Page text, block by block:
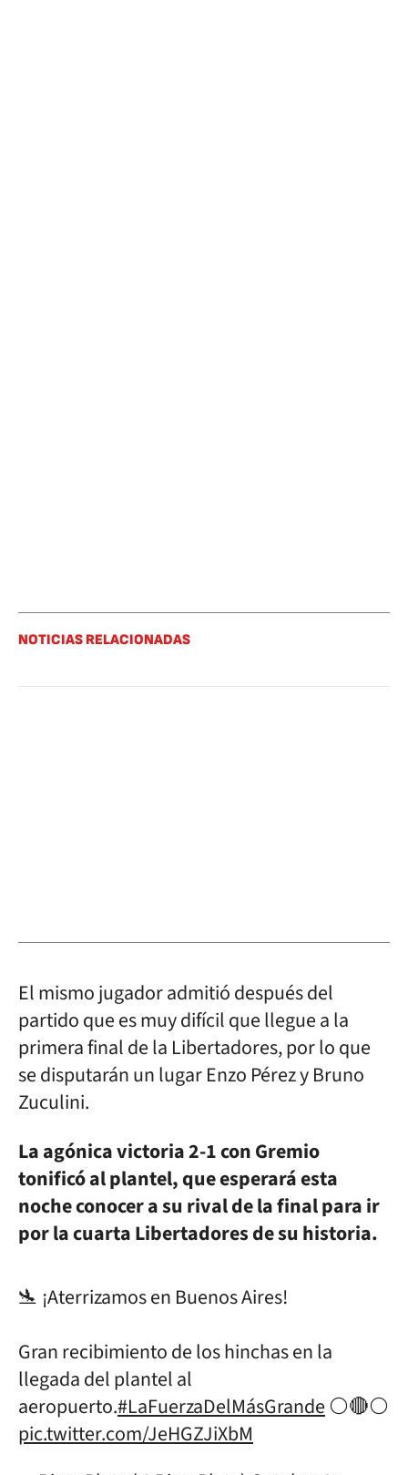
NOTICIAS RELACIONADAS
El mismo jugador admitió después del
partido que es muy difícil que llegue a la
primera final de la Libertadores, por lo que
se disputarán un lugar Enzo Pérez y Bruno
Zuculini.
La agónica victoria 2-1 con Gremio
tonificó al plantel, que esperará esta
noche conocer a su rival de la final para ir
por la cuarta Libertadores de su historia.
🛬 ¡Aterrizamos en Buenos Aires!
Gran recibimiento de los hinchas en la
llegada del plantel al
aeropuerto.#LaFuerzaDelMásGrande⚪🔴⚪
pic.twitter.com/JeHGZJiXbM